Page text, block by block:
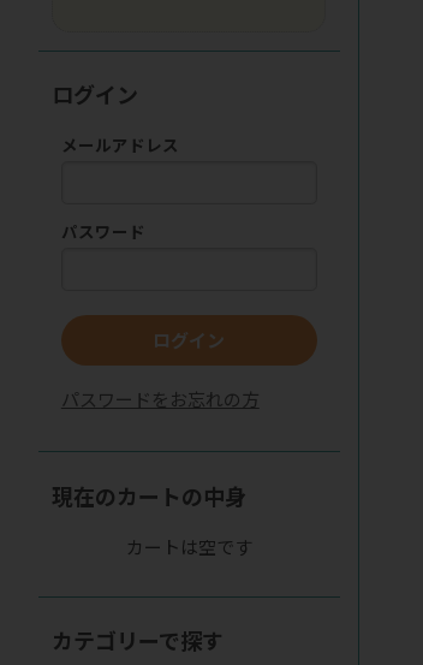
ログイン
メールアドレス
パスワード
ログイン
パスワードをお忘れの方
現在のカートの中身
カートは空です
カテゴリーで探す